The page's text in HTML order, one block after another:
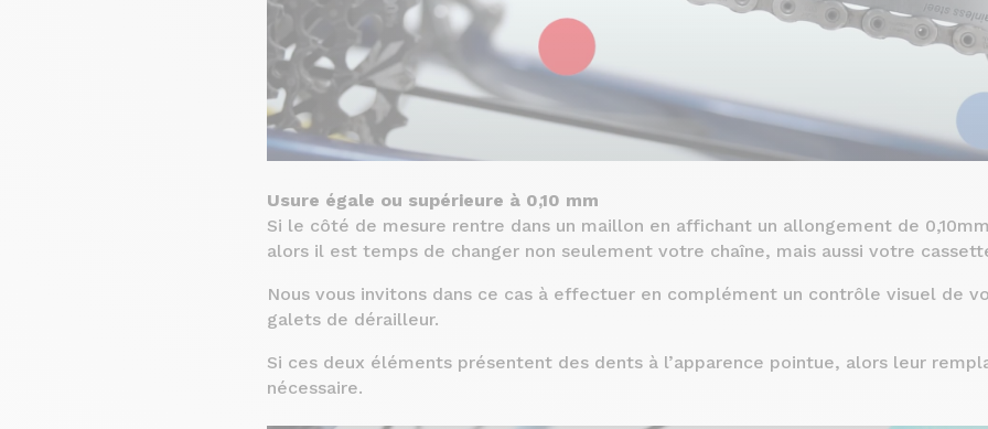
Usure égale ou supérieure à 0,10 mm
Si le côté de mesure rentre dans un maillon en affichant un allongement de
alors il est temps de changer non seulement votre chaîne, mais aussi votre
Nous vous invitons dans ce cas à effectuer en complément un contrôle visuel de
galets de dérailleur.
Si ces deux éléments présentent des dents à l’apparence pointue, alors leur
nécessaire.